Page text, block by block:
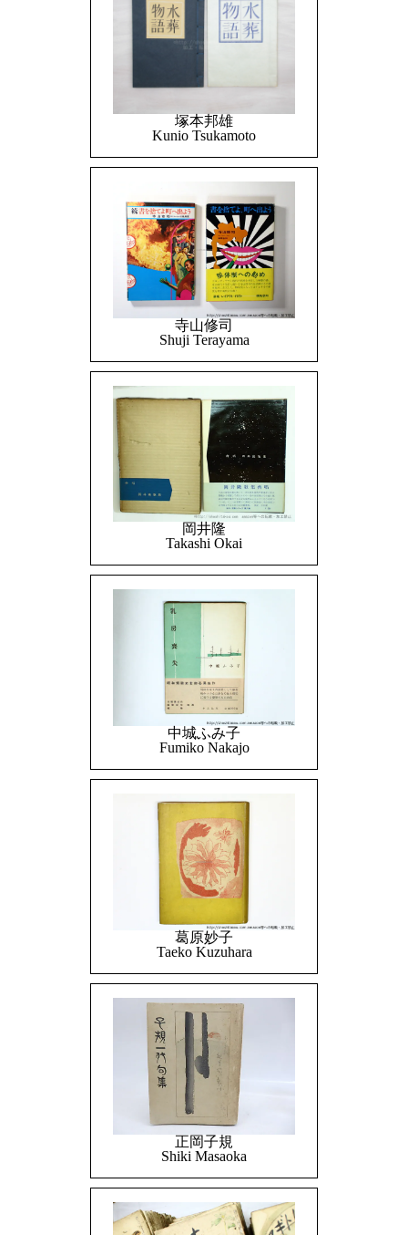
塚本邦雄
Kunio Tsukamoto
寺山修司
Shuji Terayama
岡井隆
Takashi Okai
中城ふみ子
Fumiko Nakajo
葛原妙子
Taeko Kuzuhara
正岡子規
Shiki Masaoka